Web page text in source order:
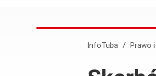
InfoTuba / Prawo